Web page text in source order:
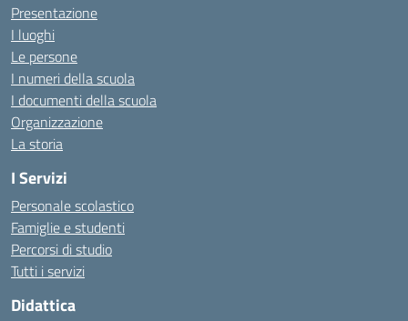
Presentazione
I luoghi
Le persone
I numeri della scuola
I documenti della scuola
Organizzazione
La storia
I Servizi
Personale scolastico
Famiglie e studenti
Percorsi di studio
Tutti i servizi
Didattica